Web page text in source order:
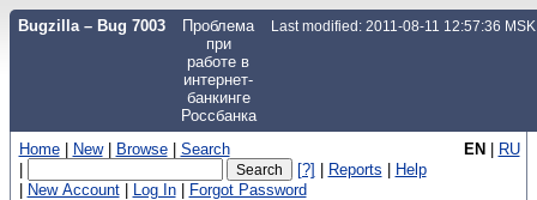
Bugzilla – Bug 7003
Проблема
при
работе в
интернет-
банкинге
Россбанка
Last modified: 2011-08-11 12:57:36 MSK
EN | RU
Home | New | Browse | Search
|
[?] | Reports | Help
| New Account | Log In | Forgot Password